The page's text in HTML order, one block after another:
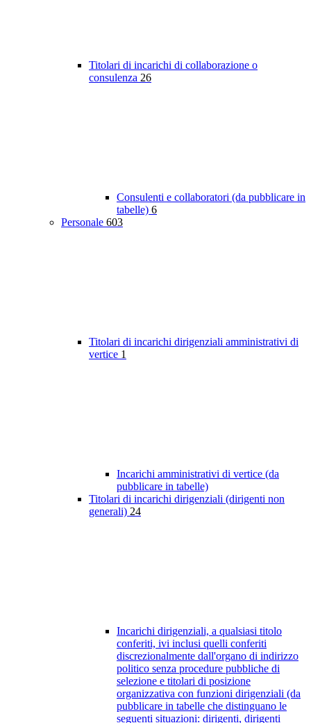
Titolari di incarichi di collaborazione o
consulenza 26
Consulenti e collaboratori (da pubblicare in
tabelle) 6
Personale 603
Titolari di incarichi dirigenziali amministrativi di
vertice 1
Incarichi amministrativi di vertice (da
pubblicare in tabelle)
Titolari di incarichi dirigenziali (dirigenti non
generali) 24
Incarichi dirigenziali, a qualsiasi titolo
conferiti, ivi inclusi quelli conferiti
discrezionalmente dall'organo di indirizzo
politico senza procedure pubbliche di
selezione e titolari di posizione
organizzativa con funzioni dirigenziali (da
pubblicare in tabelle che distinguano le
seguenti situazioni: dirigenti, dirigenti